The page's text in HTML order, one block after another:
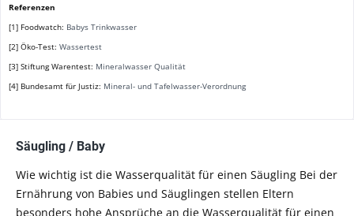
Referenzen
[1] Foodwatch: Babys Trinkwasser
[2] Öko-Test: Wassertest
[3] Stiftung Warentest: Mineralwasser Qualität
[4] Bundesamt für Justiz: Mineral- und Tafelwasser-Verordnung
Säugling / Baby
Wie wichtig ist die Wasserqualität für einen Säugling Bei der
Ernährung von Babies und Säuglingen stellen Eltern
besonders hohe Ansprüche an die Wasserqualität für einen